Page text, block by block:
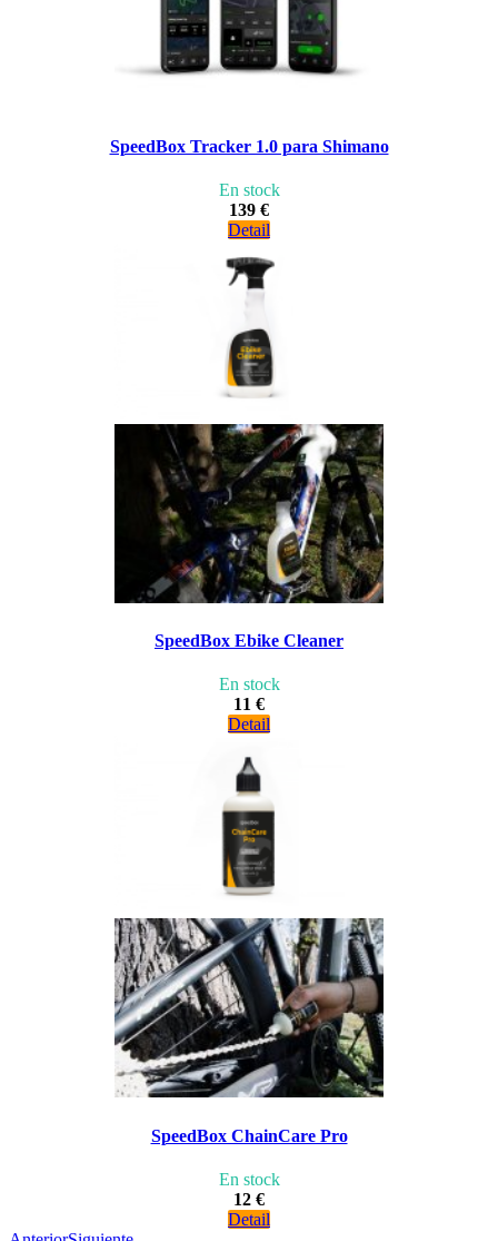
SpeedBox Tracker 1.0 para Shimano
En stock
139 €
Detail
SpeedBox Ebike Cleaner
En stock
11 €
Detail
SpeedBox ChainCare Pro
En stock
12 €
Detail